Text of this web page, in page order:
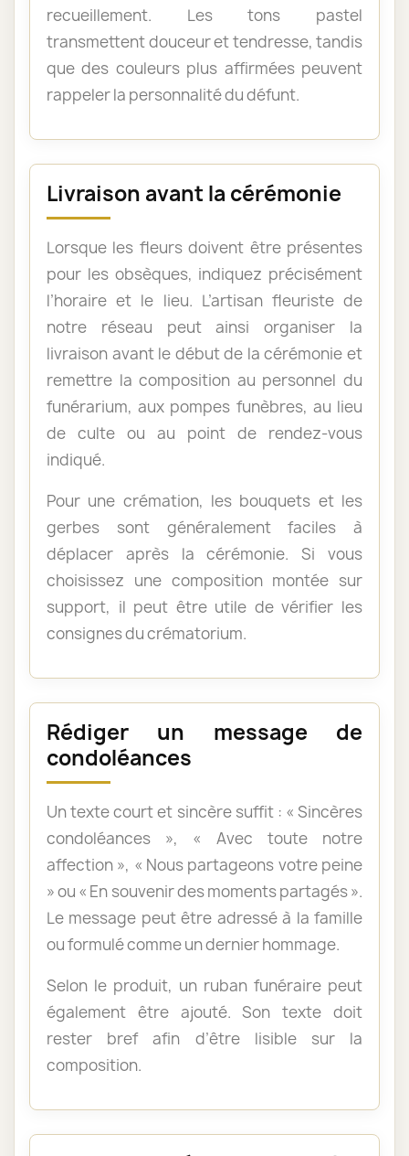
recueillement. Les tons pastel
transmettent douceur et tendresse, tandis
que des couleurs plus affirmées peuvent
rappeler la personnalité du défunt.
Livraison avant la cérémonie
Lorsque les fleurs doivent être présentes
pour les obsèques, indiquez précisément
l’horaire et le lieu. L’artisan fleuriste de
notre réseau peut ainsi organiser la
livraison avant le début de la cérémonie et
remettre la composition au personnel du
funérarium, aux pompes funèbres, au lieu
de culte ou au point de rendez-vous
indiqué.
Pour une crémation, les bouquets et les
gerbes sont généralement faciles à
déplacer après la cérémonie. Si vous
choisissez une composition montée sur
support, il peut être utile de vérifier les
consignes du crématorium.
Rédiger un message de
condoléances
Un texte court et sincère suffit : « Sincères
condoléances », « Avec toute notre
affection », « Nous partageons votre peine
» ou « En souvenir des moments partagés ».
Le message peut être adressé à la famille
ou formulé comme un dernier hommage.
Selon le produit, un ruban funéraire peut
également être ajouté. Son texte doit
rester bref afin d’être lisible sur la
composition.